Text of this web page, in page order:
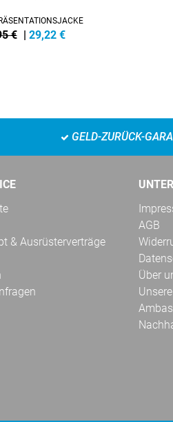
€ | 29,22 €
GELD-ZURÜCK-
& Ausrüsterverträge
AGB
Über